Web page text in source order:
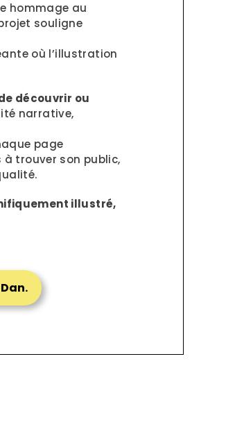
hommage au
souligne
où l’illustration
découvrir ou
narrative,
page
trouver son public,
illustré,